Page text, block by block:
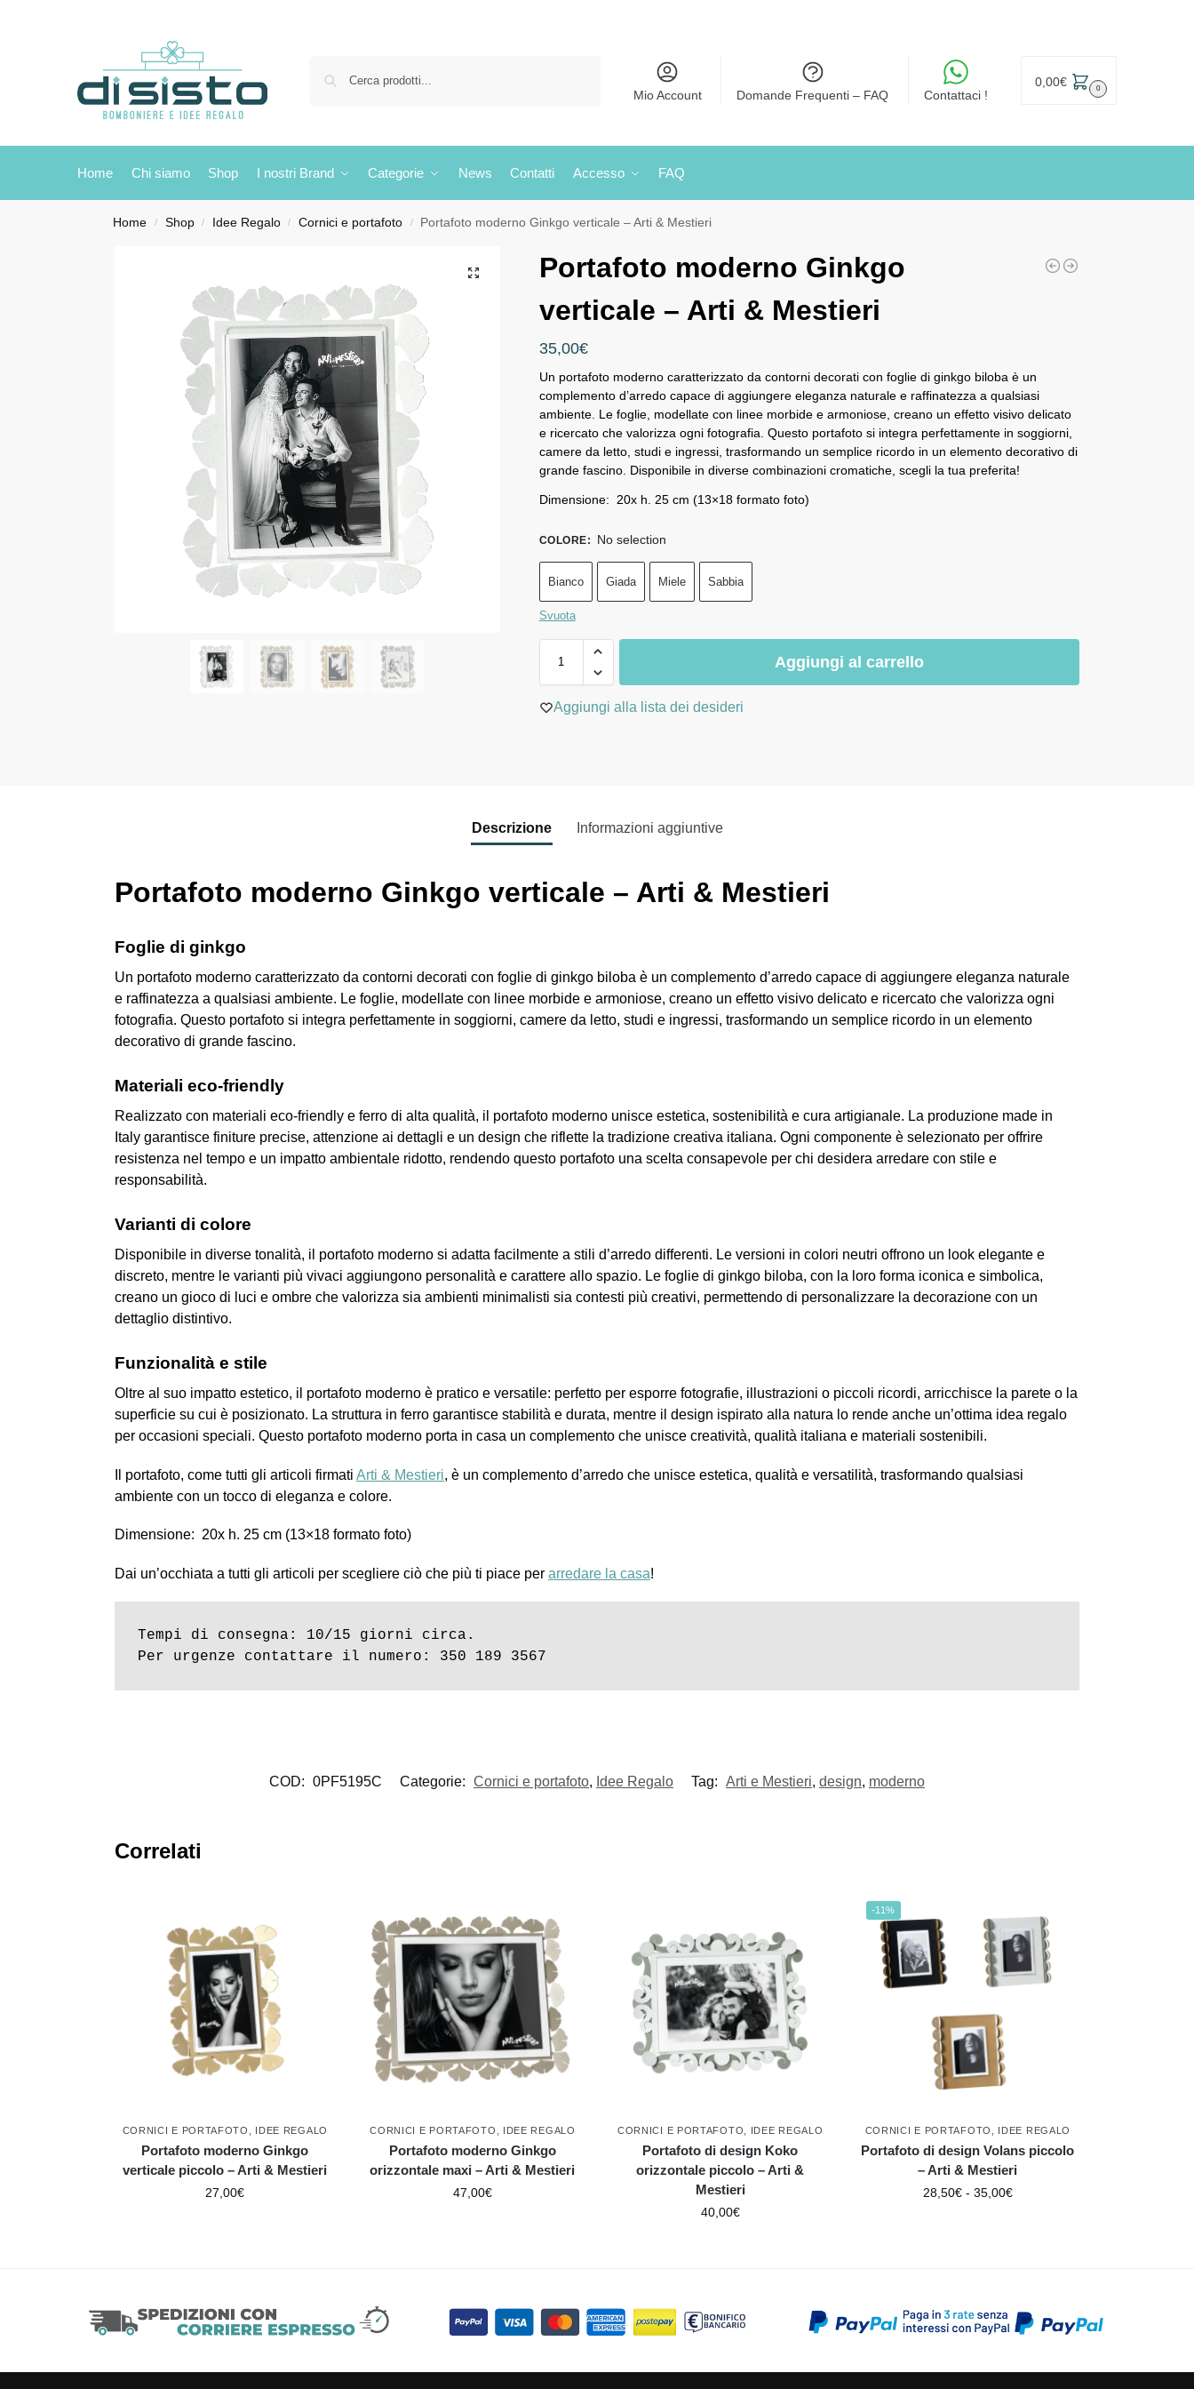
Mio Account Domande Frequenti – FAQ Contattaci !
0,00€ 0
Home Chi siamo Shop I nostri Brand Categorie News Contatti Accesso FAQ
Home / Shop / Idee Regalo / Cornici e portafoto / Portafoto moderno Ginkgo verticale – Arti & Mestieri
Portafoto moderno Ginkgo
verticale – Arti & Mestieri
35,00€
Un portafoto moderno caratterizzato da contorni decorati con foglie di ginkgo biloba è un
complemento d’arredo capace di aggiungere eleganza naturale e raffinatezza a qualsiasi
ambiente. Le foglie, modellate con linee morbide e armoniose, creano un effetto visivo delicato
e ricercato che valorizza ogni fotografia. Questo portafoto si integra perfettamente in soggiorni,
camere da letto, studi e ingressi, trasformando un semplice ricordo in un elemento decorativo di
grande fascino. Disponibile in diverse combinazioni cromatiche, scegli la tua preferita!
Dimensione: 20x h. 25 cm (13×18 formato foto)
COLORE: No selection
Bianco Giada Miele Sabbia
Svuota
Aggiungi al carrello
Aggiungi alla lista dei desideri
Descrizione Informazioni aggiuntive
Portafoto moderno Ginkgo verticale – Arti & Mestieri
Foglie di ginkgo
Un portafoto moderno caratterizzato da contorni decorati con foglie di ginkgo biloba è un complemento d’arredo capace di aggiungere eleganza naturale
e raffinatezza a qualsiasi ambiente. Le foglie, modellate con linee morbide e armoniose, creano un effetto visivo delicato e ricercato che valorizza ogni
fotografia. Questo portafoto si integra perfettamente in soggiorni, camere da letto, studi e ingressi, trasformando un semplice ricordo in un elemento
decorativo di grande fascino.
Materiali eco-friendly
Realizzato con materiali eco-friendly e ferro di alta qualità, il portafoto moderno unisce estetica, sostenibilità e cura artigianale. La produzione made in
Italy garantisce finiture precise, attenzione ai dettagli e un design che riflette la tradizione creativa italiana. Ogni componente è selezionato per offrire
resistenza nel tempo e un impatto ambientale ridotto, rendendo questo portafoto una scelta consapevole per chi desidera arredare con stile e
responsabilità.
Varianti di colore
Disponibile in diverse tonalità, il portafoto moderno si adatta facilmente a stili d’arredo differenti. Le versioni in colori neutri offrono un look elegante e
discreto, mentre le varianti più vivaci aggiungono personalità e carattere allo spazio. Le foglie di ginkgo biloba, con la loro forma iconica e simbolica,
creano un gioco di luci e ombre che valorizza sia ambienti minimalisti sia contesti più creativi, permettendo di personalizzare la decorazione con un
dettaglio distintivo.
Funzionalità e stile
Oltre al suo impatto estetico, il portafoto moderno è pratico e versatile: perfetto per esporre fotografie, illustrazioni o piccoli ricordi, arricchisce la parete o la
superficie su cui è posizionato. La struttura in ferro garantisce stabilità e durata, mentre il design ispirato alla natura lo rende anche un’ottima idea regalo
per occasioni speciali. Questo portafoto moderno porta in casa un complemento che unisce creatività, qualità italiana e materiali sostenibili.
Il portafoto, come tutti gli articoli firmati Arti & Mestieri, è un complemento d’arredo che unisce estetica, qualità e versatilità, trasformando qualsiasi
ambiente con un tocco di eleganza e colore.
Dimensione: 20x h. 25 cm (13×18 formato foto)
Dai un’occhiata a tutti gli articoli per scegliere ciò che più ti piace per arredare la casa!
Tempi di consegna: 10/15 giorni circa.
Per urgenze contattare il numero: 350 189 3567
COD: 0PF5195C Categorie: Cornici e portafoto, Idee Regalo Tag: Arti e Mestieri, design, moderno
Correlati
CORNICI E PORTAFOTO IDEE REGALO
Portafoto moderno Ginkgo
verticale piccolo – Arti & Mestieri
27,00€
CORNICI E PORTAFOTO IDEE REGALO
Portafoto moderno Ginkgo
orizzontale maxi – Arti & Mestieri
47,00€
CORNICI E PORTAFOTO IDEE REGALO
Portafoto di design Koko
orizzontale piccolo – Arti &
Mestieri
40,00€
-11%
CORNICI E PORTAFOTO IDEE REGALO
Portafoto di design Volans piccolo
– Arti & Mestieri
28,50€ - 35,00€